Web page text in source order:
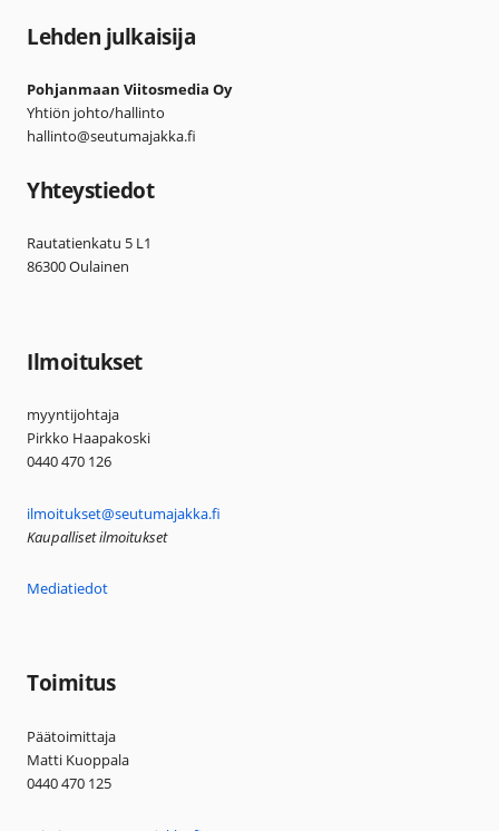
Lehden julkaisija
Pohjanmaan Viitosmedia Oy
Yhtiön johto/hallinto
hallinto@seutumajakka.fi
Yhteystiedot
Rautatienkatu 5 L1
86300 Oulainen
Ilmoitukset
myyntijohtaja
Pirkko Haapakoski
0440 470 126
ilmoitukset@seutumajakka.fi
Kaupalliset ilmoitukset
Mediatiedot
Toimitus
Päätoimittaja
Matti Kuoppala
0440 470 125